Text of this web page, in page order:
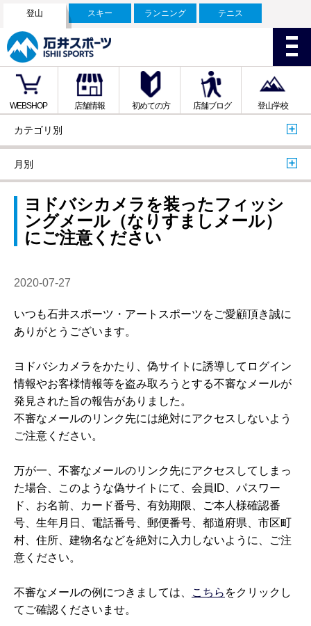
登山 スキー ランニング テニス
WEBSHOP 店舗情報 初めての方 店舗ブログ 登山学校
カテゴリ別
月別
ヨドバシカメラを装ったフィッシ
ングメール（なりすましメール）
にご注意ください
2020-07-27
いつも石井スポーツ・アートスポーツをご愛顧頂き誠に
ありがとうございます。
ヨドバシカメラをかたり、偽サイトに誘導してログイン
情報やお客様情報等を盗み取ろうとする不審なメールが
発見された旨の報告がありました。
不審なメールのリンク先には絶対にアクセスしないよう
ご注意ください。
万が一、不審なメールのリンク先にアクセスしてしまっ
た場合、このような偽サイトにて、会員ID、パスワー
ド、お名前、カード番号、有効期限、ご本人様確認番
号、生年月日、電話番号、郵便番号、都道府県、市区町
村、住所、建物名などを絶対に入力しないように、ご注
意ください。
不審なメールの例につきましては、 こちら をクリックし
てご確認くださいませ。